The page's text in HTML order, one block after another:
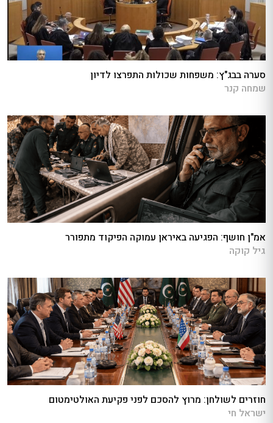
סערה בבג"ץ: משפחות שכולות התפרצו לדיון
שמחה קנר
אמ"ן חושף: הפגיעה באיראן עמוקה הפיקוד מתפורר
גיל קוקה
חוזרים לשולחן: מרוץ להסכם לפני פקיעת האולטימטום
ישראל חי